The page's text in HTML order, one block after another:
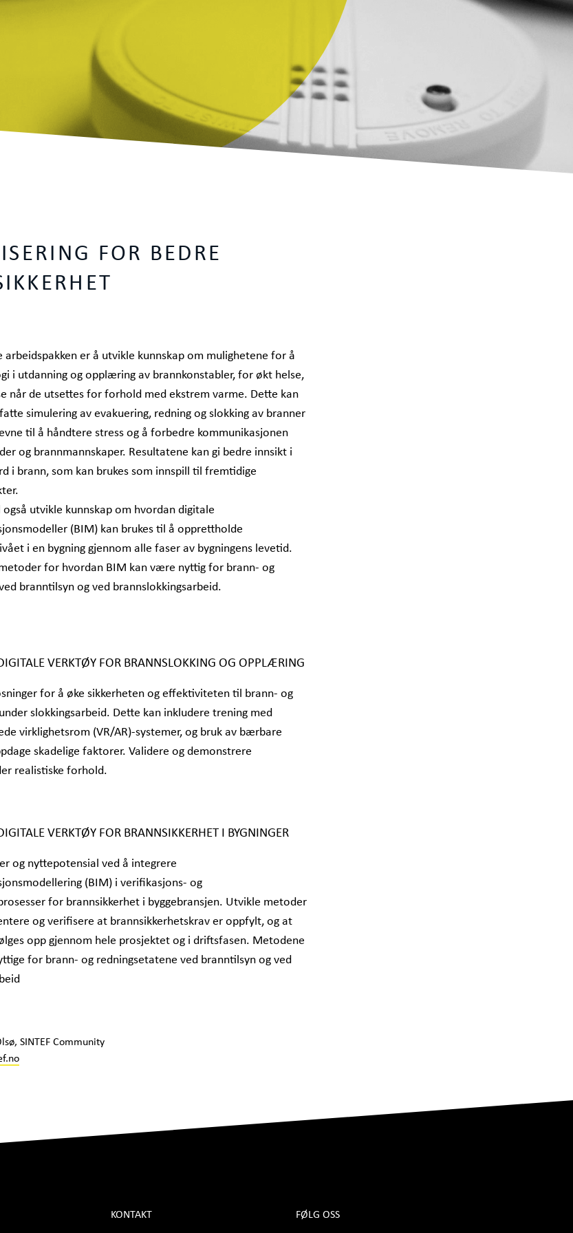
FOR BEDRE
arbeidspakken er å utvikle kunnskap om mulighetene for å
i utdanning og opplæring av brannkonstabler, for økt helse,
når de utsettes for forhold med ekstrem varme. Dette kan
simulering av evakuering, redning og slokking av branner
til å håndtere stress og å forbedre kommunikasjonen
og brannmannskaper. Resultatene kan gi bedre innsikt i
i brann, som kan brukes som innspill til fremtidige
utvikle kunnskap om hvordan digitale
(BIM) kan brukes til å opprettholde
i en bygning gjennom alle faser av bygningens levetid.
for hvordan BIM kan være nyttig for brann- og
branntilsyn og ved brannslokkingsarbeid.
VERKTØY FOR BRANNSLOKKING OG OPPLÆRING
for å øke sikkerheten og effektiviteten til brann- og
slokkingsarbeid. Dette kan inkludere trening med
virklighetsrom (VR/AR)-systemer, og bruk av bærbare
skadelige faktorer. Validere og demonstrere
realistiske forhold.
VERKTØY FOR BRANNSIKKERHET I BYGNINGER
og nyttepotensial ved å integrere
(BIM) i verifikasjons- og
for brannsikkerhet i byggebransjen. Utvikle metoder
og verifisere at brannsikkerhetskrav er oppfylt, og at
opp gjennom hele prosjektet og i driftsfasen. Metodene
for brann- og redningsetatene ved branntilsyn og ved
SINTEF Community
KONTAKT FØLG OSS